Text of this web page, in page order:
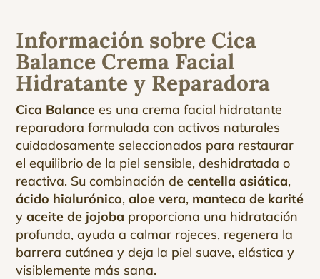
Información sobre Cica
Balance Crema Facial
Hidratante y Reparadora
Cica Balance es una crema facial hidratante
reparadora formulada con activos naturales
cuidadosamente seleccionados para restaurar
el equilibrio de la piel sensible, deshidratada o
reactiva. Su combinación decentella asiática,
ácido hialurónico,aloe vera, manteca de karité
yaceite de jojoba proporciona una hidratación
profunda, ayuda a calmar rojeces, regenera la
barrera cutánea y deja la piel suave, elástica y
visiblemente más sana.